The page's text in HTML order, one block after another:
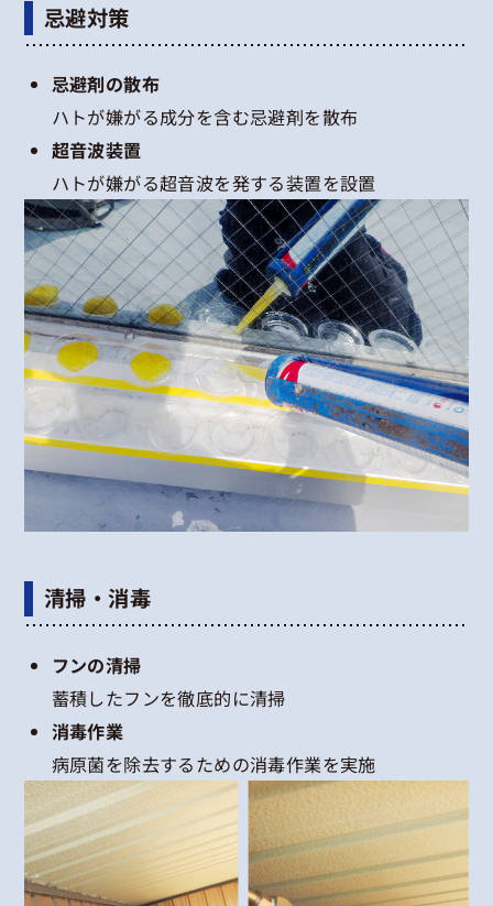
忌避対策
忌避剤の散布
ハトが嫌がる成分を含む忌避剤を散布
超音波装置
ハトが嫌がる超音波を発する装置を設置
清掃・消毒
フンの清掃
蓄積したフンを徹底的に清掃
消毒作業
病原菌を除去するための消毒作業を実施